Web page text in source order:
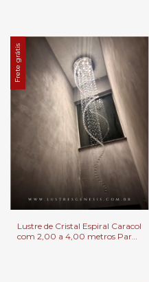
Frete grátis
Lustre de Cristal Espiral Caracol
com 2,00 a 4,00 metros Para